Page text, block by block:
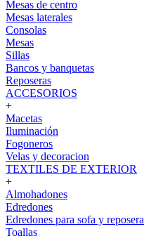
Mesas de centro
Mesas laterales
Consolas
Mesas
Sillas
Bancos y banquetas
Reposeras
ACCESORIOS
+
Macetas
Iluminación
Fogoneros
Velas y decoracion
TEXTILES DE EXTERIOR
+
Almohadones
Edredones
Edredones para sofa y reposera
Toallas